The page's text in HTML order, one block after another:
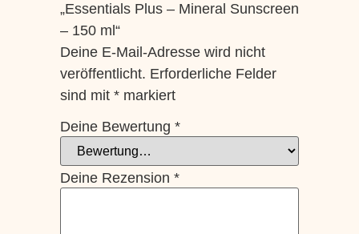
„Essentials Plus – Mineral Sunscreen
– 150 ml“
Deine E-Mail-Adresse wird nicht
veröffentlicht. Erforderliche Felder
sind mit *markiert
Deine Bewertung *
Deine Rezension *